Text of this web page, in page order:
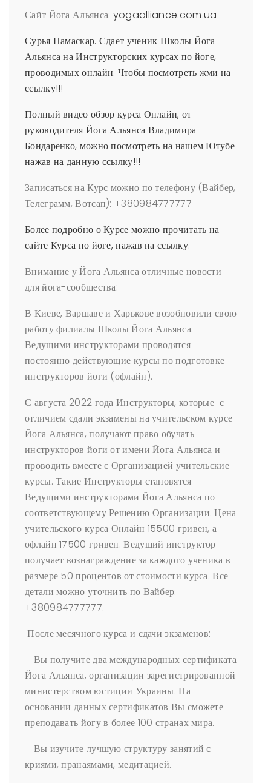
Сайт Йога Альянса: yogaalliance.com.ua
Сурья Намаскар. Сдает ученик Школы Йога
Альянса на Инструкторских курсах по йоге,
проводимых онлайн. Чтобы посмотреть жми на
ссылку!!!
Полный видео обзор курса Онлайн, от
руководителя Йога Альянса Владимира
Бондаренко, можно посмотреть на нашем Ютубе
нажав на данную ссылку!!!
Записаться на Курс можно по телефону (Вайбер,
Телеграмм, Вотсап): +380984777777
Более подробно о Курсе можно прочитать на
сайте Курса по йоге, нажав на ссылку.
Внимание у Йога Альянса отличные новости
для йога-сообщества:
В Киеве, Варшаве и Харькове возобновили свою
работу филиалы Школы Йога Альянса.
Ведущими инструкторами проводятся
постоянно действующие курсы по подготовке
инструкторов йоги (офлайн).
С августа 2022 года Инструкторы, которые с
отличием сдали экзамены на учительском курсе
Йога Альянса, получают право обучать
инструкторов йоги от имени Йога Альянса и
проводить вместе с Организацией учительские
курсы. Такие Инструкторы становятся
Ведущими инструкторами Йога Альянса по
соответствующему Решению Организации. Цена
учительского курса Онлайн 15500 гривен, а
офлайн 17500 гривен. Ведущий инструктор
получает вознаграждение за каждого ученика в
размере 50 процентов от стоимости курса. Все
детали можно уточнить по Вайбер:
+380984777777.
После месячного курса и сдачи экзаменов:
– Вы получите два международных сертификата
Йога Альянса, организации зарегистрированной
министерством юстиции Украины. На
основании данных сертификатов Вы сможете
преподавать йогу в более 100 странах мира.
– Вы изучите лучшую структуру занятий с
криями, пранаямами, медитацией.